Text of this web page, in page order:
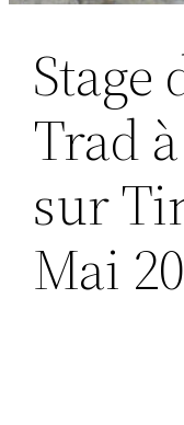
Stage
Trad
sur
Mai